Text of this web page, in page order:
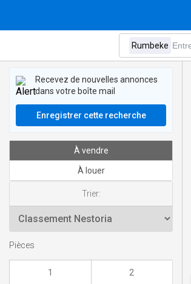
Recevez de nouvelles annonces
dans votre boîte mail
Enregistrer cette recherche
À vendre
À louer
Trier:
Pièces
1 2